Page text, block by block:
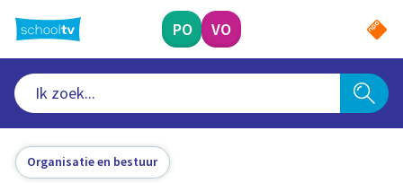
naar
hoofdinhoud
PO VO
Organisatie en bestuur